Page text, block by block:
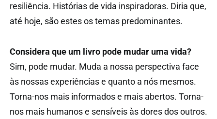
resiliência. Histórias de vida inspiradoras. Diria que,
até hoje, são estes os temas predominantes.
Considera que um livro pode mudar uma vida?
Sim, pode mudar. Muda a nossa perspectiva face
às nossas experiências e quanto a nós mesmos.
Torna-nos mais informados e mais abertos. Torna-
nos mais humanos e sensíveis às dores dos outros.